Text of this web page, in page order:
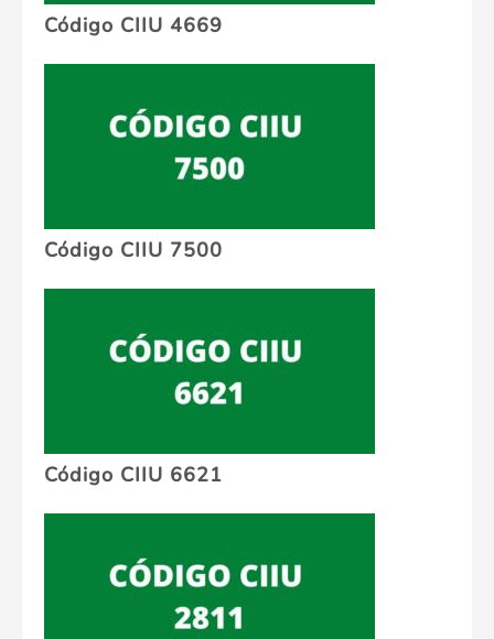
Código CIIU 4669
Código CIIU 7500
Código CIIU 6621